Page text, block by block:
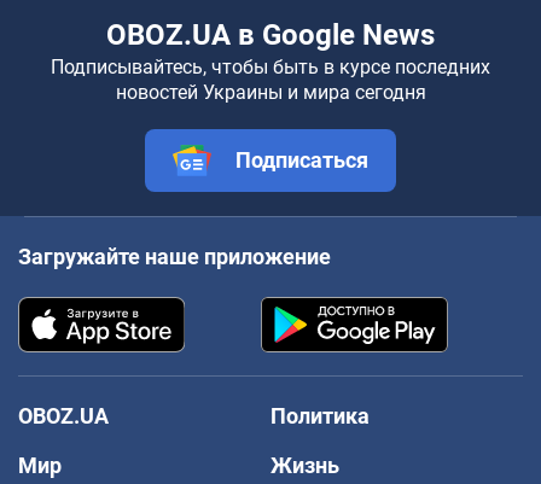
OBOZ.UA в Google News
Подписывайтесь, чтобы быть в курсе последних
новостей Украины и мира сегодня
Подписаться
Загружайте наше приложение
OBOZ.UA
Политика
Мир
Жизнь